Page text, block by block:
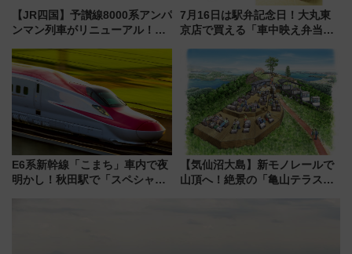
【JR四国】予讃線8000系アンパ
ンマン列車がリニューアル！内
今年12月
7月16日は駅弁記念日！大丸東
京店で買える「車中映え弁当」
E6系新幹線「こまち」車内で夜
明かし！秋田駅で「スペシャル
【気仙沼大島】新モノレールで
山頂へ！絶景の「亀山テラス